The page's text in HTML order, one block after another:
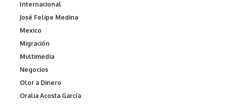
Internacional
José Felipe Medina
Mexico
Migración
Multimedia
Negocios
Olor a Dinero
Oralia Acosta García